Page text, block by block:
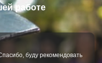
работе
буду рекомендовать